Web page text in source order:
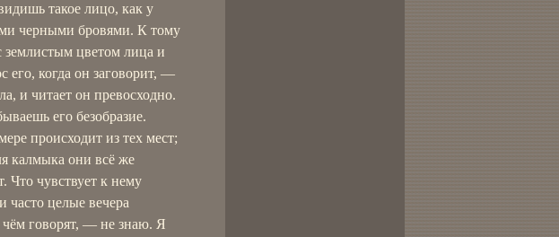
такое лицо, как у
черными бровями. К тому
землистым цветом лица и
его, когда он заговорит, —
и читает он превосходно.
его безобразие.
происходит из тех мест;
калмыка они всё же
Что чувствует к нему
целые вечера
чём говорят, — не знаю. Я